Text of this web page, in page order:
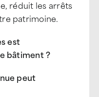
réduit les arrêts
patrimoine.
est
bâtiment ?
peut